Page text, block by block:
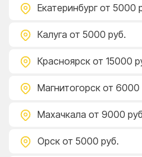
Екатеринбург от 5000
Калуга от 5000 руб.
Красноярск от 15000
Магнитогорск от 6000
Махачкала от 9000
Орск от 5000 руб.